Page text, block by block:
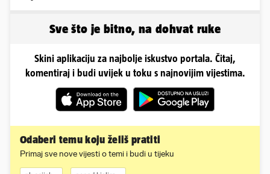
Sve što je bitno, na dohvat ruke
Skini aplikaciju za najbolje iskustvo portala. Čitaj,
komentiraj i budi uvijek u toku s najnovijim vijestima.
Odaberi temu koju želiš pratiti
Primaj sve nove vijesti o temi i budi u tijeku